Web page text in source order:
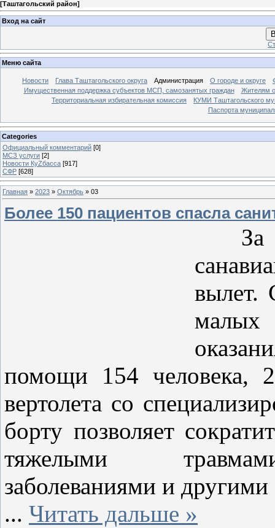
[Таштагольский район]
Вход на сайт
Меню сайта
Новости Глава Таштагольского округа Администрация О городе и округе
Имущественная поддержка субъектов МСП, самозанятых граждан
Жителям
Территориальная избирательная комиссия
КУМИ Таштагольского
Паспорта
Categories
Официальный комментарий [0]
МСЗ услуги [2]
Новости КуZбасса [917]
СФР [628]
Главная » 2023 » Октябрь » 03
Более 150 пациентов спасла
За
вылет.
малых
помощи 154 человека,
вертолета со
борту позволяет
тяжелыми
заболеваниями и
... Читать дальше »